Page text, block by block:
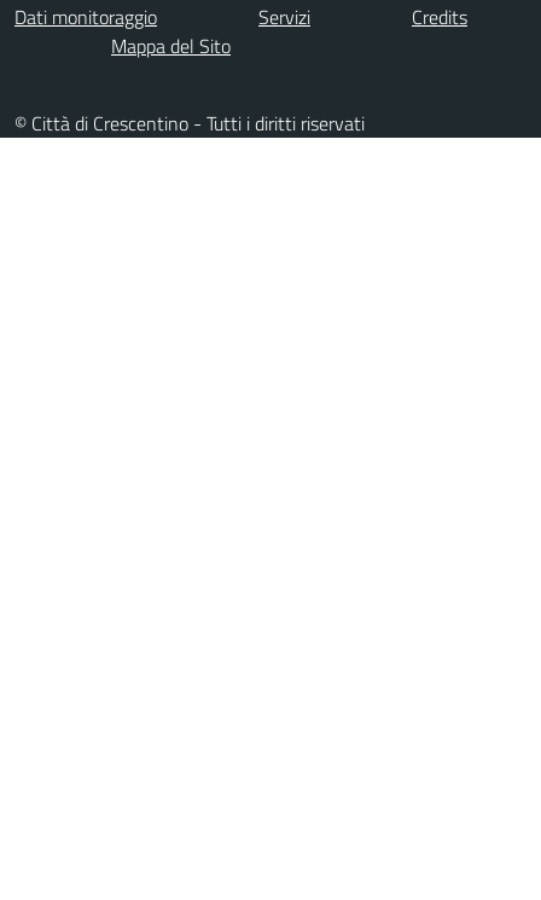
Dati monitoraggio Servizi
Credits
Mappa del Sito
© Città di Crescentino - Tutti i diritti riservati